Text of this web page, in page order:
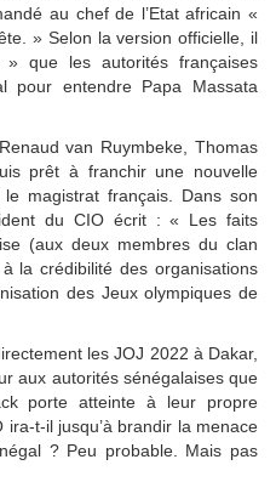
au chef de l’Etat africain «
» Selon la version officielle, il
que les autorités françaises
pour entendre Papa Massata
van Ruymbeke, Thomas
prêt à franchir une nouvelle
magistrat français. Dans son
du CIO écrit : « Les faits
(aux deux membres du clan
la crédibilité des organisations
des Jeux olympiques de
les JOJ 2022 à Dakar,
aux autorités sénégalaises que
porte atteinte à leur propre
t-il jusqu’à brandir la menace
? Peu probable. Mais pas